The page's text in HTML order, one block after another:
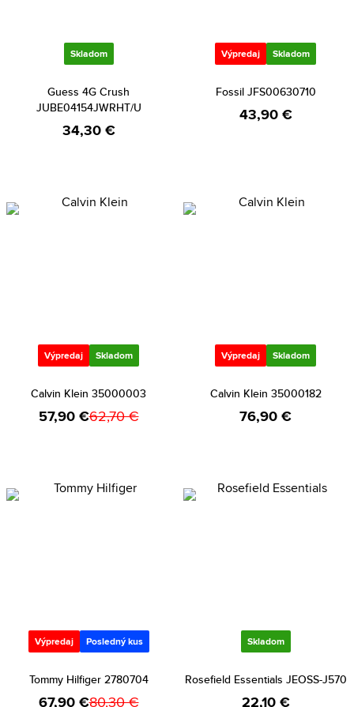
Skladom
Guess 4G Crush
JUBE04154JWRHT/U
34,30 €
Výpredaj Skladom
Fossil JFS00630710
43,90 €
Výpredaj Skladom
Calvin Klein 35000003
57,90 €62,70 €
Výpredaj Skladom
Calvin Klein 35000182
76,90 €
Výpredaj Posledný kus
Tommy Hilfiger 2780704
67,90 €80,30 €
Skladom
Rosefield Essentials JEOSS-J570
22,10 €